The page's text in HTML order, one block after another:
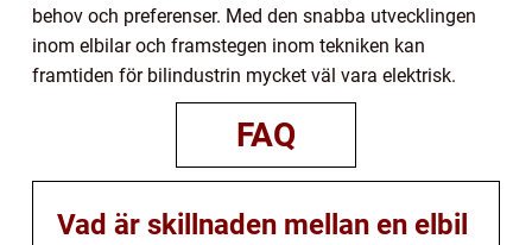
behov och preferenser. Med den snabba utvecklingen
inom elbilar och framstegen inom tekniken kan
framtiden för bilindustrin mycket väl vara elektrisk.
FAQ
Vad är skillnaden mellan en elbil